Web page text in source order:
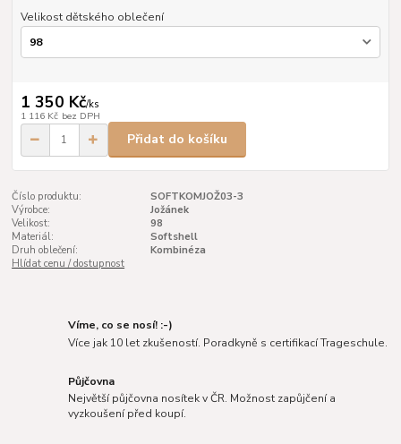
Velikost dětského oblečení
1 350 Kč/ks
1 116 Kč bez DPH
Přidat do košíku
Číslo produktu:
SOFTKOMJOŽ03-3
Výrobce:
Jožánek
Velikost:
98
Materiál:
Softshell
Druh oblečení:
Kombinéza
Hlídat cenu / dostupnost
Víme, co se nosí! :-)
Více jak 10 let zkušeností. Poradkyně s certifikací Trageschule.
Půjčovna
Největší půjčovna nosítek v ČR. Možnost zapůjčení a
vyzkoušení před koupí.